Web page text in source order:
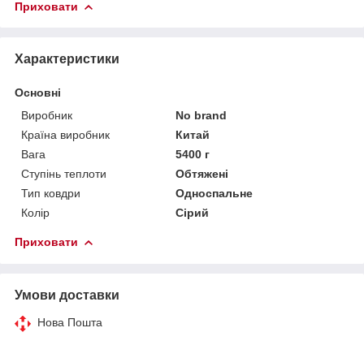
Приховати
Характеристики
Основні
Виробник
No brand
Країна виробник
Китай
Вага
5400 г
Ступінь теплоти
Обтяжені
Тип ковдри
Односпальне
Колір
Сірий
Приховати
Умови доставки
Нова Пошта